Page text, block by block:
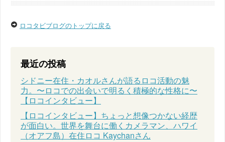
ロコタビブログのトップに戻る
最近の投稿
シドニー在住・カオルさんが語るロコ活動の魅
力。〜ロコでの出会いで明るく積極的な性格に〜
【ロコインタビュー】
【ロコインタビュー】ちょっと想像つかない経歴
が面白い。世界を舞台に働くカメラマン、ハワイ
（オアフ島）在住ロコ Kaychanさん